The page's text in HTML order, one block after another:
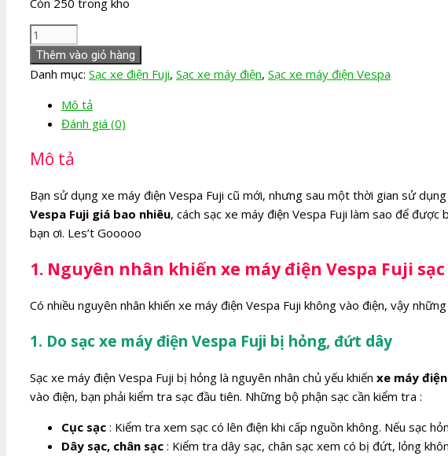
Sạc
xe
máy
Vespa
lượng
Thêm vào giỏ hàng
Danh mục: Sạc xe điện Fuji, Sạc xe máy điện, Sạc xe máy điện Vespa
Mô tả
Đánh giá (0)
Mô tả
Bạn sử dụng xe máy điện Vespa Fuji cũ mới, nhưng sau một thời gian sử dụng
Vespa Fuji giá bao nhiêu, cách sạc xe máy điện Vespa Fuji làm sao để
bạn ơi. Les’t Gooooo
1. Nguyên nhân khiến xe máy điện Vespa Fuji
Có nhiều nguyên nhân khiến xe máy điện Vespa Fuji không vào điện, vậy
1. Do sạc xe máy điện Vespa Fuji bị hỏng, đứt dây
Sạc xe máy điện Vespa Fuji bị hỏng là nguyên nhân chủ yếu khiến xe máy
vào điện, bạn phải kiểm tra sạc đầu tiên. Những bộ phận sạc cần kiểm tra :
Cục sạc : Kiểm tra xem sạc có lên điện khi cấp nguồn không. Nếu sạc
Dây sạc, chân sạc : Kiểm tra dây sạc, chân sạc xem có bị đứt, lỏng